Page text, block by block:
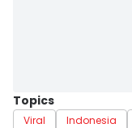
Topics
Viral Indonesia